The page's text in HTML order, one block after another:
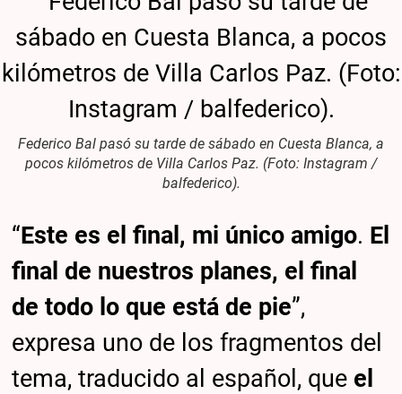
Federico Bal pasó su tarde de sábado en Cuesta Blanca, a
pocos kilómetros de Villa Carlos Paz. (Foto: Instagram /
balfederico).
“Este es el final, mi único amigo. El
final de nuestros planes, el final
de todo lo que está de pie”,
expresa uno de los fragmentos del
tema, traducido al español, que el